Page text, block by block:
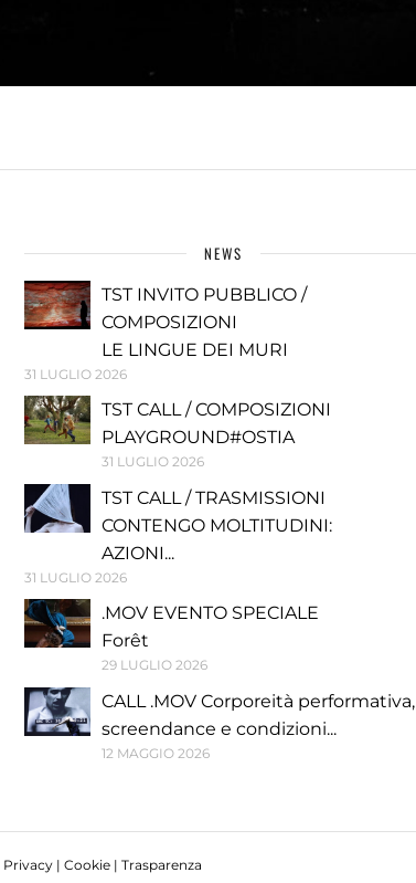
NEWS
TST INVITO PUBBLICO /
COMPOSIZIONI
LE LINGUE DEI MURI
31 LUGLIO 2026
TST CALL / COMPOSIZIONI
PLAYGROUND#OSTIA
31 LUGLIO 2026
TST CALL / TRASMISSIONI
CONTENGO MOLTITUDINI:
AZIONI...
31 LUGLIO 2026
.MOV EVENTO SPECIALE
Forêt
29 LUGLIO 2026
CALL .MOV Corporeità performativa,
screendance e condizioni...
12 MAGGIO 2026
Privacy | Cookie | Trasparenza